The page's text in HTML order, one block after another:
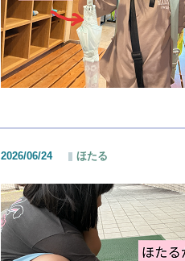
2026/06/24 ほたる